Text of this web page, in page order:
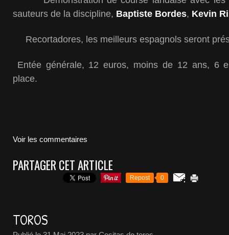
sauteurs de la discipline, Baptiste Bordes, Kevin
Recortadores, les meilleurs espagnols seront
Entée générale, 12 euros, moins de 12 ans, 6
place.
Voir les commentaires
PARTAGER CET ARTICLE
Repost 0
TOROS